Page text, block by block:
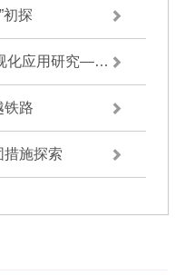
初探
基于“互联网+”视域的情境可视化应用研究——以福州海上丝绸之路史迹为例
铁路
措施探索